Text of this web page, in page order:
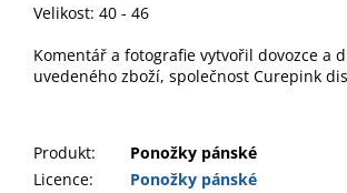
Velikost: 40 - 46
Komentář a fotografie vytvořil dovozce a
uvedeného zboží, společnost Curepink
Produkt:
Ponožky pánské
Licence:
Ponožky pánské